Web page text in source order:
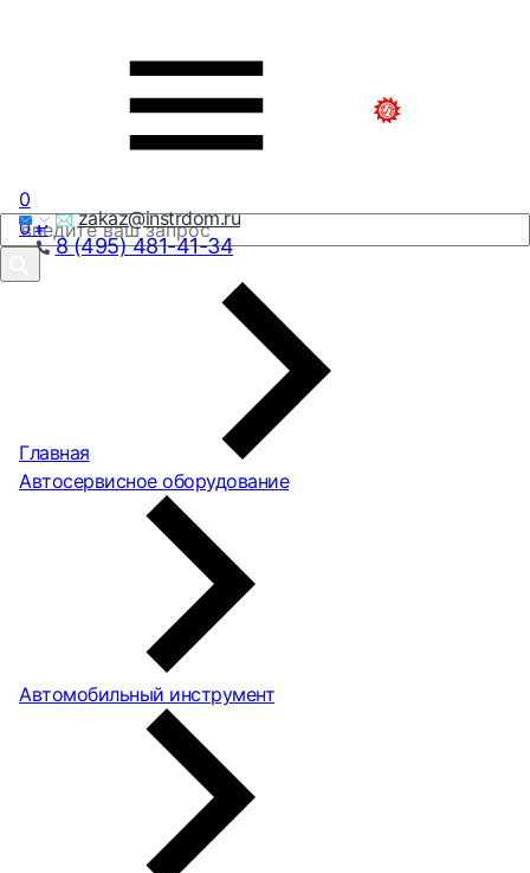
zakaz@instrdom.ru
8 (495) 481-41-34
0
0₽
Главная
Автосервисное оборудование
Автомобильный инструмент